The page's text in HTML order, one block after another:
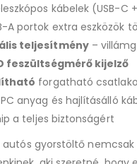
kábelek (USB-C
A portok extra eszközök
teljesítmény–
feszültségmérő kijelző
forgatható
anyag és hajlításálló
a teljes biztonságért
autós gyorstöltő